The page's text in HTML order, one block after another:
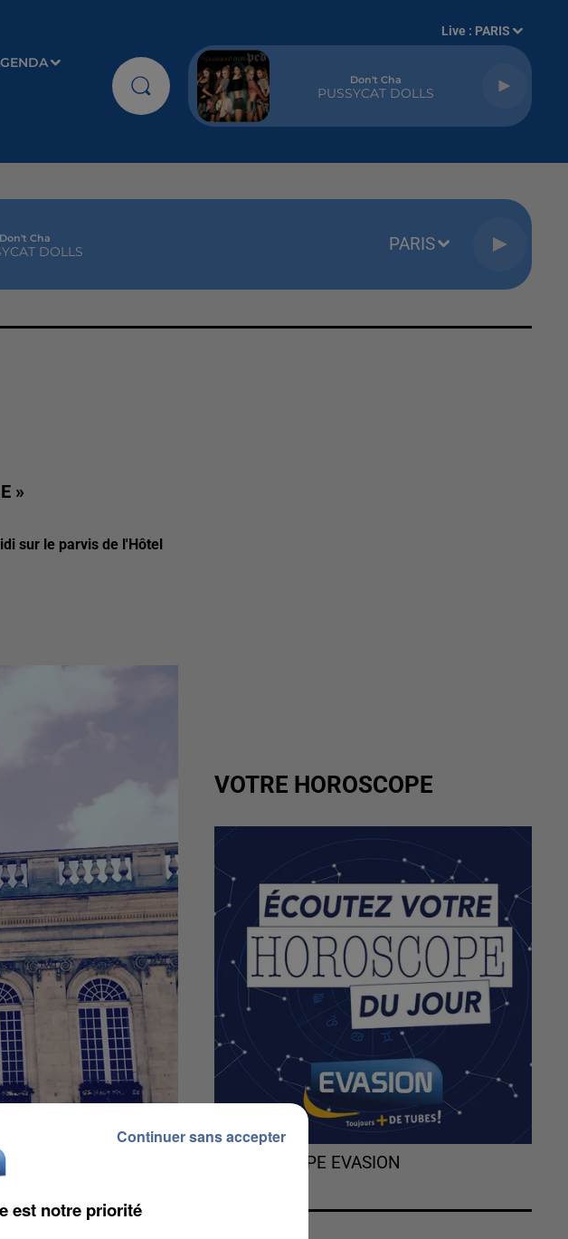
Live : PARIS
Don't Cha
PUSSYCAT DOLLS
Don't Cha
DOLLS PARIS
»
sur le parvis de l'Hôtel
VOTRE HOROSCOPE
L'HOROSCOPE EVASION
est notre priorité
Continuer sans accepter